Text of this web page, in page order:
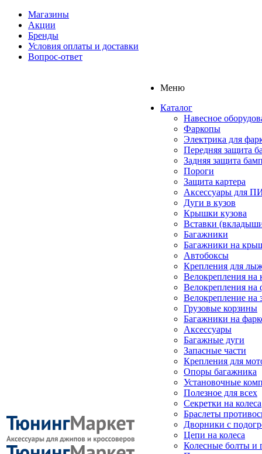
Магазины
Акции
Бренды
Условия оплаты и доставки
Вопрос-ответ
Меню
Каталог
Навесное
Фаркопы
Электрика для
Передняя защита
Задняя защита
Пороги
Защита картера
Аксессуары для
Дуги в кузов
Крышки кузова
Вставки
Багажники
Багажники на
Автобоксы
Крепления для
Велокрепления
Велокрепления на
Велокрепление на
Грузовые корзины
Багажники на
Аксессуары
Багажные дуги
Запасные части
Крепления для
Опоры багажника
Установочные
Полезное для всех
Секретки на колеса
Браслеты
Дворники с
Цепи на колеса
Колесные болты и